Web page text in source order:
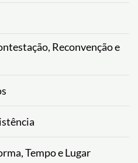
Reconvenção e
Tempo e Lugar